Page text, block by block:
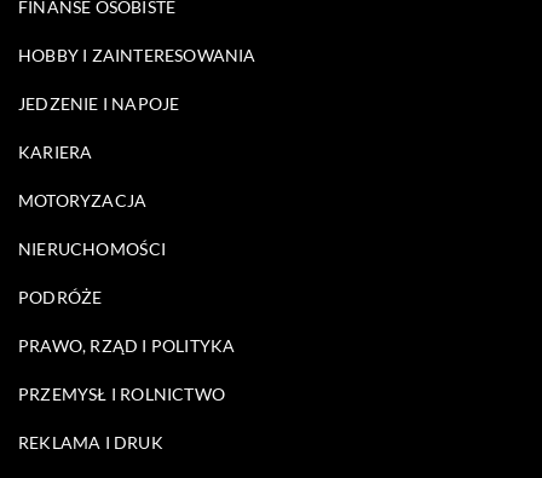
FINANSE OSOBISTE
HOBBY I ZAINTERESOWANIA
JEDZENIE I NAPOJE
KARIERA
MOTORYZACJA
NIERUCHOMOŚCI
PODRÓŻE
PRAWO, RZĄD I POLITYKA
PRZEMYSŁ I ROLNICTWO
REKLAMA I DRUK